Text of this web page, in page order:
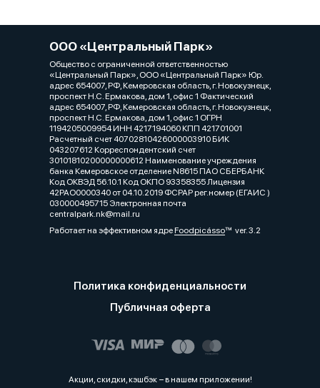
ООО «Центральный Парк»
Общество с ограниченной ответственностью
«Центральный Парк», ООО «Центральный Парк» Юр.
адрес 654007, РФ, Кемеровская область, г. Новокузнецк,
проспект Н.С. Ермакова, дом 1, офис 1 Фактический
адрес 654007, РФ, Кемеровская область, г. Новокузнецк,
проспект Н.С. Ермакова, дом 1, офис 1 ОГРН
1194205009954 ИНН 4217194060 КПП 421701001
Расчетный счет 40702810426000003910 БИК
043207612 Корреспондентский счет
30101810200000000612 Наименование учреждения
банка Кемеровское отделение N8615 ПАО СБЕРБАНК
Код ОКВЭД 56.10.1 Код ОКПО 93358355 Лицензия
42РАО0000340 от 04.10.2019 ФСРАР рег.номер (ЕГАИС )
030000495715 Электронная почта
centralpark.nk@mail.ru
Работает на эффективном ядреFoodpicássover. 3.2
Политика конфиденциальности
Публичная оферта
Акции, скидки, кэшбэк − в нашем приложении!